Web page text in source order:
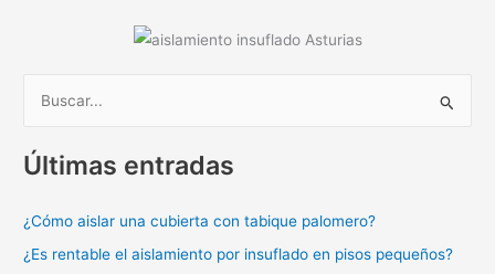
s
a
r
Últimas entradas
¿Cómo aislar una cubierta con tabique palomero?
¿Es rentable el aislamiento por insuflado en pisos pequeños?